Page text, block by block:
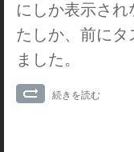
にしか表示さ
たしか、前に
ました。
続きを読む